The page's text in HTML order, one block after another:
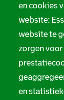
en cookies
website:
website te
zorgen
en
Privacy
Digitale
Servicenormen
Melding